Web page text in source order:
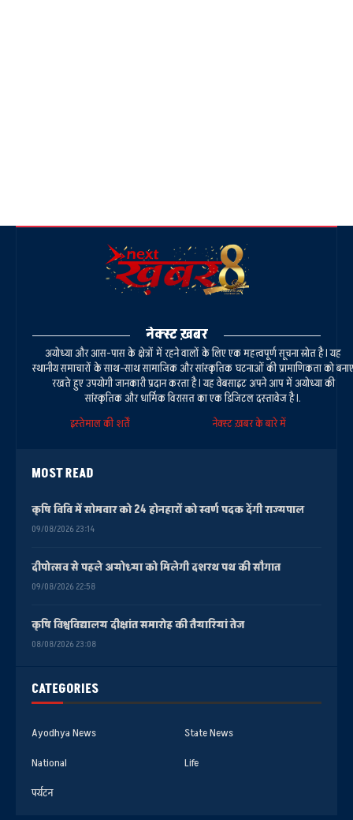
CATEGORIES
Ayodhya News
State News
National
Life
पर्यटन
नेक्स्ट ख़बर
अयोध्या और आस-पास के क्षेत्रों में रहने वालों के लिए एक महत्वपूर्ण सूचना स्रोत है। यह
स्थानीय समाचारों के साथ-साथ सामाजिक और सांस्कृतिक घटनाओं की प्रामाणिकता को बनाए
रखते हुए उपयोगी जानकारी प्रदान करता है। यह वेबसाइट अपने आप में अयोध्या की
सांस्कृतिक और धार्मिक विरासत का एक डिजिटल दस्तावेज है।.
इस्तेमाल की शर्तें
नेक्स्ट ख़बर के बारे में
MOST READ
कृषि विवि में सोमवार को 24 होनहारों को स्वर्ण पदक देंगी राज्यपाल
09/08/2026 23:14
दीपोत्सव से पहले अयोध्या को मिलेगी दशरथ पथ की सौगात
09/08/2026 22:58
कृषि विश्वविद्यालय दीक्षांत समारोह की तैयारियां तेज
08/08/2026 23:08